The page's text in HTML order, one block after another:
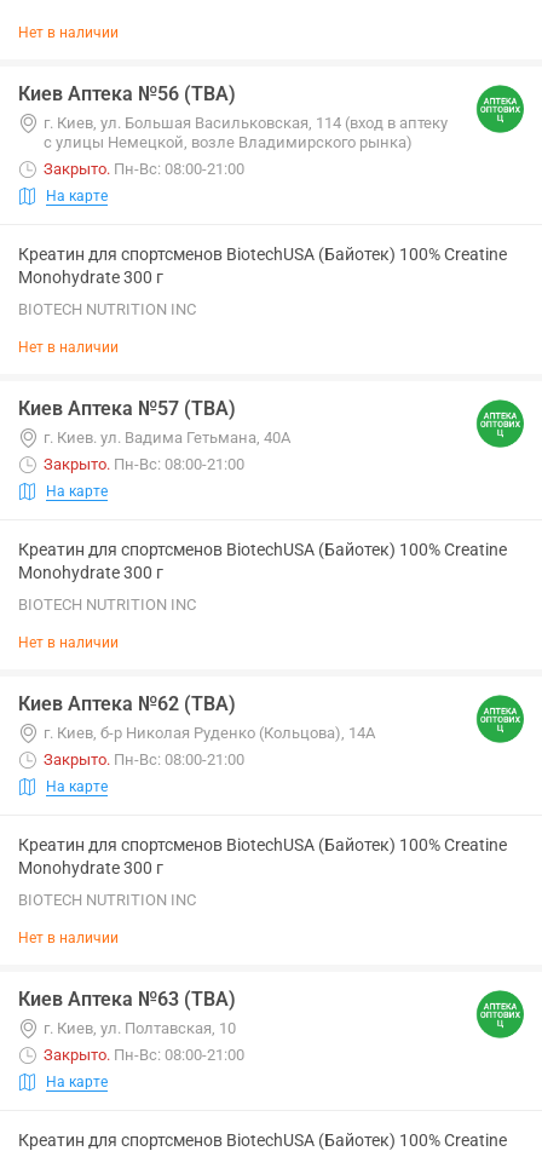
Нет в наличии
Киев Аптека №56 (ТВА)
г. Киев, ул. Большая Васильковская, 114 (вход в аптеку
с улицы Немецкой, возле Владимирского рынка)
Закрыто. Пн-Вс: 08:00-21:00
На карте
Креатин для спортсменов BiotechUSA (Байотек) 100% Creatine
Monohydrate 300 г
BIOTECH NUTRITION INC
Нет в наличии
Киев Аптека №57 (ТВА)
г. Киев. ул. Вадима Гетьмана, 40А
Закрыто. Пн-Вс: 08:00-21:00
На карте
Креатин для спортсменов BiotechUSA (Байотек) 100% Creatine
Monohydrate 300 г
BIOTECH NUTRITION INC
Нет в наличии
Киев Аптека №62 (ТВА)
г. Киев, б-р Николая Руденко (Кольцова), 14А
Закрыто. Пн-Вс: 08:00-21:00
На карте
Креатин для спортсменов BiotechUSA (Байотек) 100% Creatine
Monohydrate 300 г
BIOTECH NUTRITION INC
Нет в наличии
Киев Аптека №63 (ТВА)
г. Киев, ул. Полтавская, 10
Закрыто. Пн-Вс: 08:00-21:00
На карте
Креатин для спортсменов BiotechUSA (Байотек) 100% Creatine